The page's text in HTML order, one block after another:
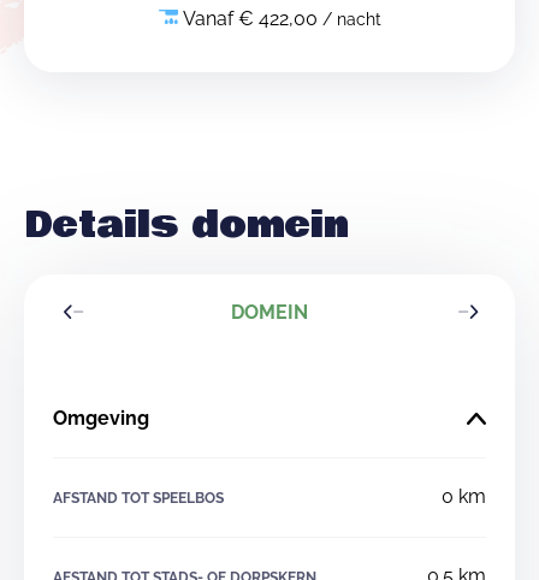
Vanaf € 422,00 / nacht
Details domein
DOMEIN
Omgeving
AFSTAND TOT SPEELBOS 0 km